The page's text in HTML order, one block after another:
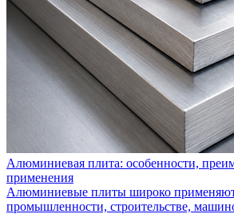
Алюминиевая плита: особенности,
применения
Алюминиевые плиты широко
промышленности, строительстве,